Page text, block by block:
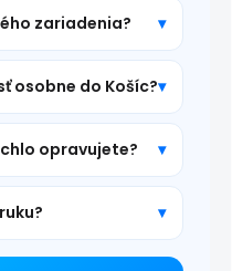
zariadenia?
osobne do Košíc?
opravujete?